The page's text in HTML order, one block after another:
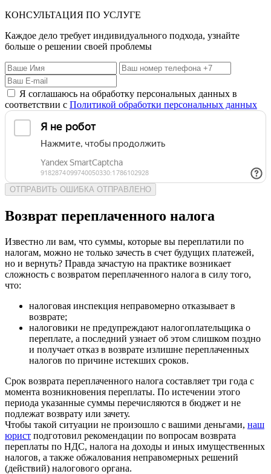
КОНСУЛЬТАЦИЯ ПО УСЛУГЕ
Каждое дело требует индивидуального подхода, узнайте
больше о решении своей проблемы
Я соглашаюсь на обработку персональных данных в
соответствии с Политикой обработки персональных данных
ОТПРАВИТЬ ОШИБКА ОТПРАВЛЕНО
Возврат переплаченного налога
Известно ли вам, что суммы, которые вы переплатили по
налогам, можно не только зачесть в счет будущих платежей,
но и вернуть? Правда зачастую на практике возникает
сложность с возвратом переплаченного налога в силу того,
что:
налоговая инспекция неправомерно отказывает в
возврате;
налоговики не предупреждают налогоплательщика о
переплате, а последний узнает об этом слишком поздно
и получает отказ в возврате излишне переплаченных
налогов по причине истекших сроков.
Срок возврата переплаченного налога составляет три года с
момента возникновения переплаты. По истечении этого
периода указанные суммы перечисляются в бюджет и не
подлежат возврату или зачету.
Чтобы такой ситуации не произошло с вашими деньгами, наш
юрист подготовил рекомендации по вопросам возврата
переплаты по НДС, налога на доходы и иных имущественных
налогов, а также обжалования неправомерных решений
(действий) налогового органа.